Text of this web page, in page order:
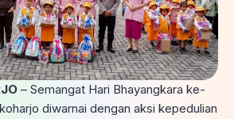
– Semangat Hari Bhayangkara ke-
diwarnai dengan aksi kepedulian